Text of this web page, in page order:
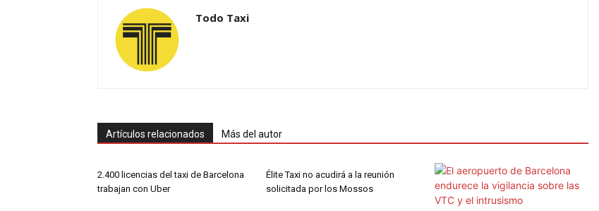
Todo Taxi
Artículos relacionados Más del autor
2.400 licencias del taxi de Barcelona
trabajan con Uber
Élite Taxi no acudirá a la reunión
solicitada por los Mossos